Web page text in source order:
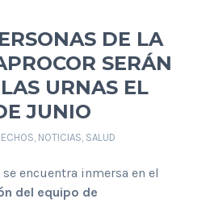
DE LA
SERÁN
URNAS EL
JUNIO
, NOTICIAS, SALUD
encuentra inmersa en el
del equipo de